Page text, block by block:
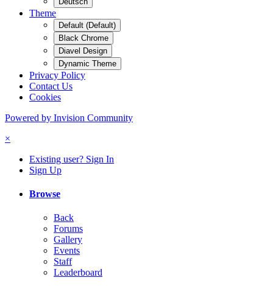
Theme
Default (Default)
Black Chrome
Diavel Design
Dynamic Theme
Privacy Policy
Contact Us
Cookies
Powered by Invision Community
×
Existing user? Sign In
Sign Up
Browse
Back
Forums
Gallery
Events
Staff
Leaderboard